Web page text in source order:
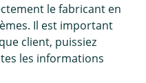
le fabricant en
Il est important
client, puissiez
les informations